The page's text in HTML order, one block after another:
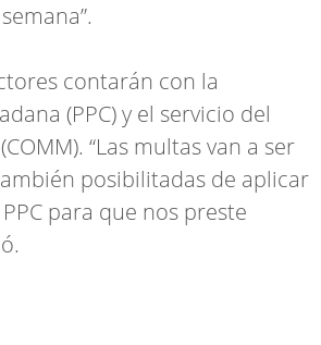
contarán con la
(PPC) y el servicio del
“Las multas van a ser
posibilitadas de aplicar
para que nos preste